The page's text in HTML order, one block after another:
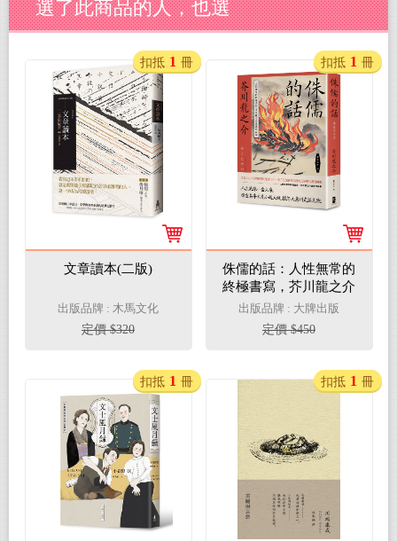
選了此商品的人，也選
文章讀本(二版)
出版品牌 : 木馬文化
定價 $320
扣抵 1 冊
侏儒的話：人性無常的
終極書寫，芥川龍之介
思想作品集
出版品牌 : 大牌出版
定價 $450
扣抵 1 冊
扣抵 1 冊 扣抵 1 冊